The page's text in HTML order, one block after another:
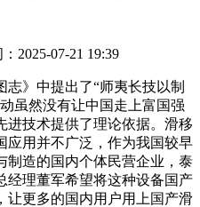
2025-07-21 19:39
》中提出了“师夷长技以制
虽然没有让中国走上富国强
进技术提供了理论依据。滑移
应用并不广泛，作为我国较早
制造的国内个体民营企业，泰
经理董军希望将这种设备国产
让更多的国内用户用上国产滑